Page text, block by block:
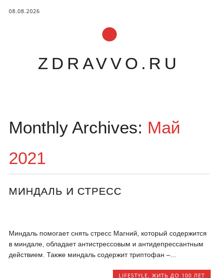
08.08.2026
ZDRAVVO.RU
Monthly Archives: Май
2021
МИНДАЛЬ И СТРЕСС
Миндаль помогает снять стресс Магний, который содержится
в миндале, обладает антистрессовым и антидепрессантным
действием. Также миндаль содержит триптофан –...
LIFESTYLE, ЖИТЬ ДО 100 ЛЕТ